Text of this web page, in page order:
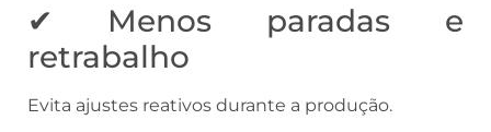
✔ Menos paradas e
retrabalho
Evita ajustes reativos durante a produção.